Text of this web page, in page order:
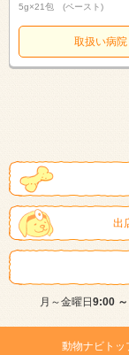
5g×21包 (ペースト)
取扱い病院
出
月～金曜日 9:00
動物ナビトッ